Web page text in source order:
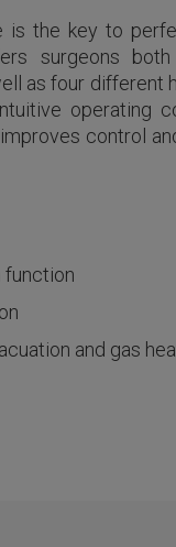
is the key to
surgeons
as four different
operating
control
function
and gas